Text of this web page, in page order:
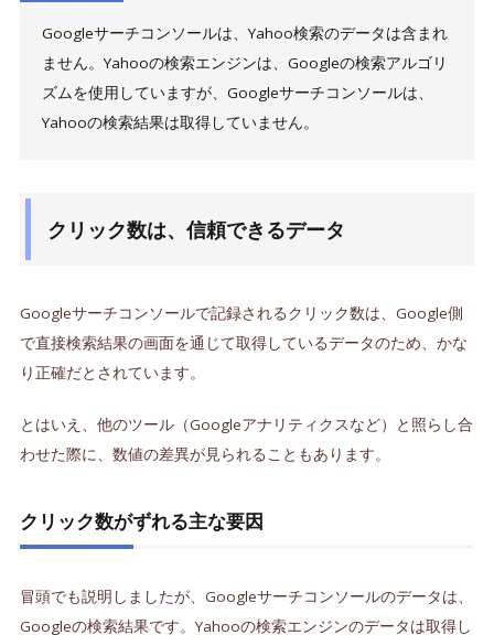
Googleサーチコンソールは、Yahoo検索のデータは含まれ
ません。Yahooの検索エンジンは、Googleの検索アルゴリ
ズムを使用していますが、Googleサーチコンソールは、
Yahooの検索結果は取得していません。
クリック数は、信頼できるデータ
Googleサーチコンソールで記録されるクリック数は、Google側
で直接検索結果の画面を通じて取得しているデータのため、かな
り正確だとされています。
とはいえ、他のツール（Googleアナリティクスなど）と照らし合
わせた際に、数値の差異が見られることもあります。
クリック数がずれる主な要因
冒頭でも説明しましたが、Googleサーチコンソールのデータは、
Googleの検索結果です。Yahooの検索エンジンのデータは取得し